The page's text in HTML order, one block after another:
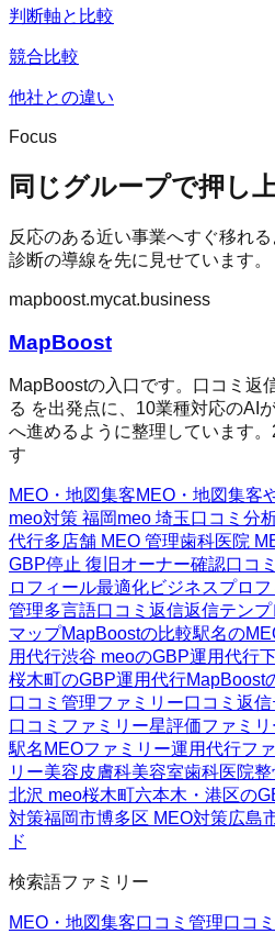
判断軸と比較
競合比較
他社との違い
Focus
同じグループで押し
反応のある近い事業へすぐ移れ
診断の導線を先に見せています。
mapboost.mycat.business
MapBoost
MapBoostの入口です。口コミ返
る を出発点に、10業種対応のAI
へ進めるように整理しています
す
MEO・地図集客MEO・地図集客
meo対策 福岡meo 埼玉口コミ分
代行多店舗 MEO 管理歯科医院
GBP停止 復旧 オーナー確認口コ
ロフィール最適化ビジネスプロ
管理多言語口コミ返信返信テンプ
マップMapBoostの比較駅名の
用代行渋谷 meoのGBP運用代行
桜木町のGBP運用代行MapBoost
口コミ管理ファミリー口コミ返
口コミファミリー星評価ファミリ
駅名MEOファミリー運用代行フ
リー美容皮膚科美容室歯科医院整
北沢 meo桜木町六本木・港区の
対策福岡市博多区 MEO対策広島
ド
検索語ファミリー
MEO・地図集客口コミ管理口コ